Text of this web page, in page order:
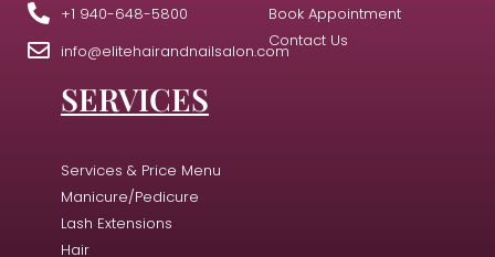
+1 940-648-5800
info@elitehairandnailsalon.com
Book Appointment
Contact Us
SERVICES
Services & Price Menu
Manicure/Pedicure
Lash Extensions
Hair